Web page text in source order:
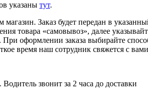
указаны тут.
Заказ будет передан в
товара «самовывоз», далее
оформлении заказа выбирайте
время наш сотрудник свяжется с
звонит за 2 часа до доставки